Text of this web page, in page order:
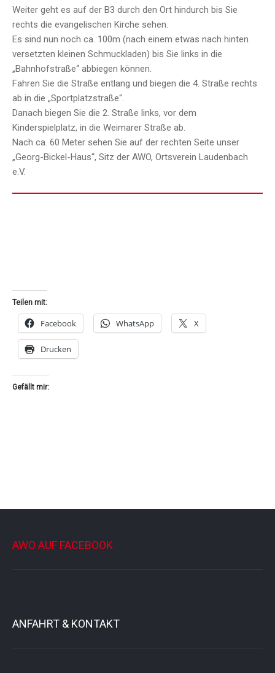
Weiter geht es auf der B3 durch den Ort hindurch bis Sie
rechts die evangelischen Kirche sehen.
Es sind nun noch ca. 100m (nach einem etwas nach hinten
versetzten kleinen Schmuckladen) bis Sie links in die
„Bahnhofstraße“ abbiegen können.
Fahren Sie die Straße entlang und biegen die 4. Straße rechts
ab in die „Sportplatzstraße“.
Danach biegen Sie die 2. Straße links, vor dem
Kinderspielplatz, in die Weimarer Straße ab.
Nach ca. 60 Meter sehen Sie auf der rechten Seite unser
„Georg-Bickel-Haus“, Sitz der AWO, Ortsverein Laudenbach
e.V.
Teilen mit:
Facebook WhatsApp X
Drucken
Gefällt mir:
AWO AUF FACEBOOK
ANFAHRT & KONTAKT